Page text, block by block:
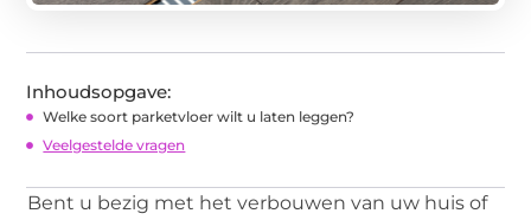
Inhoudsopgave:
Welke soort parketvloer wilt u laten leggen?
Veelgestelde vragen
Bent u bezig met het verbouwen van uw huis of